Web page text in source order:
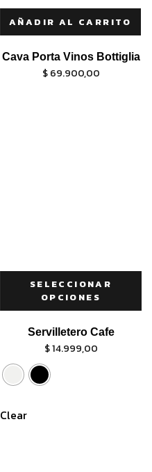
AÑADIR AL CARRITO
Cava Porta Vinos Bottiglia
$69.900,00
SELECCIONAR
OPCIONES
Servilletero Cafe
$14.999,00
Clear